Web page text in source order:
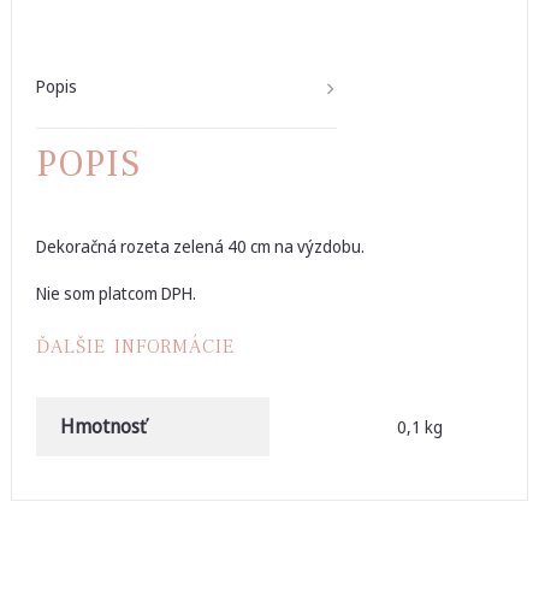
Popis
POPIS
Dekoračná rozeta zelená 40 cm na výzdobu.
Nie som platcom DPH.
ĎALŠIE INFORMÁCIE
Hmotnosť 0,1 kg